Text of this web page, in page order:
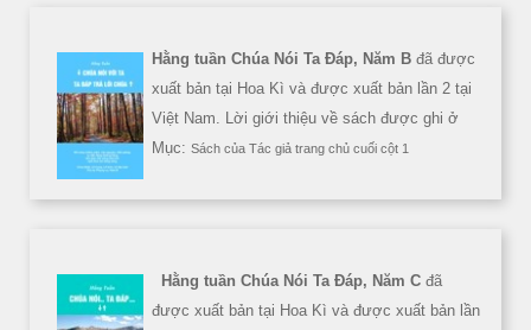
Hằng tuần Chúa Nói Ta Đáp, Năm B đã được
xuất bản tại Hoa Kì và được xuất bản lần 2 tại
Việt Nam. Lời giới thiệu về sách được ghi ở
Mục: Sách của Tác giả trang chủ cuối cột 1
Hằng tuần Chúa Nói Ta Đáp, Năm C đã
được xuất bản tại Hoa Kì và được xuất bản lần